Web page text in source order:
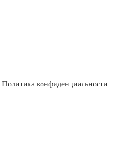
Политика конфиденциальности